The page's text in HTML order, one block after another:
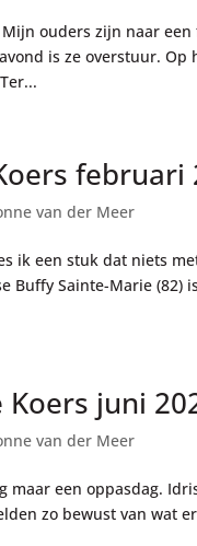
ouders zijn naar
is ze overstuur.
februari
van der Meer
ik een stuk dat niets
Buffy Sainte-Marie
juni
van der Meer
maar een oppasdag.
zo bewust van wat